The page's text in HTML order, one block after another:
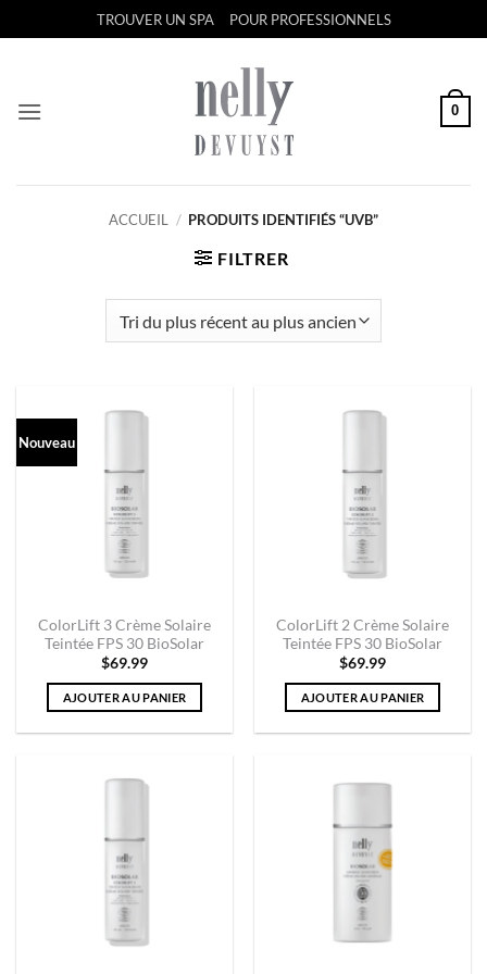
au
TROUVER UN SPA POUR PROFESSIONNELS
0
ACCUEIL / PRODUITS IDENTIFIÉS “UVB”
FILTRER
Nouveau
ColorLift 3 Crème Solaire
Teintée FPS 30 BioSolar
$69.99
AJOUTER AU PANIER
ColorLift 2 Crème Solaire
Teintée FPS 30 BioSolar
$69.99
AJOUTER AU PANIER